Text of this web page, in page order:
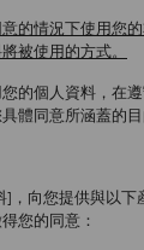
的情況下使用您
被使用的方式。
的個人資料，在
體同意所涵蓋的
，向您提供與以
您的同意：